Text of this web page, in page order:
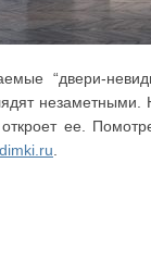
“двери-
незаметными.
ее.